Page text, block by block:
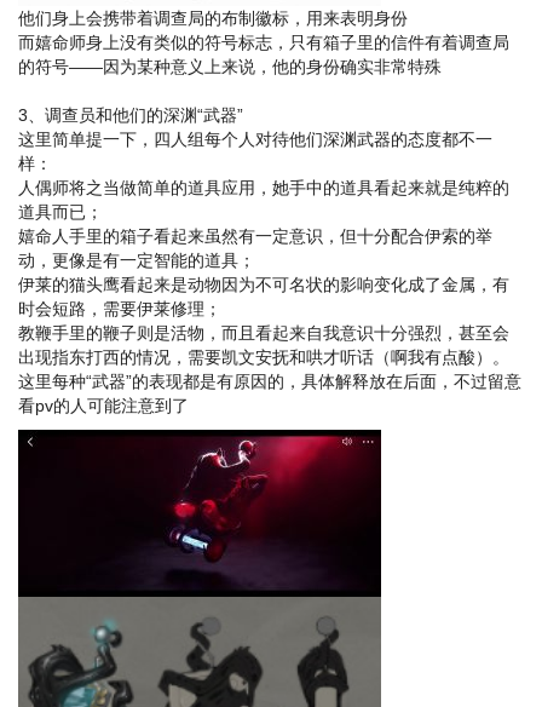
他们身上会携带着调查局的布制徽标，用来表明身份
而嬉命师身上没有类似的符号标志，只有箱子里的信件有着调查局
的符号——因为某种意义上来说，他的身份确实非常特殊
3、调查员和他们的深渊“武器”
这里简单提一下，四人组每个人对待他们深渊武器的态度都不一
样：
人偶师将之当做简单的道具应用，她手中的道具看起来就是纯粹的
道具而已；
嬉命人手里的箱子看起来虽然有一定意识，但十分配合伊索的举
动，更像是有一定智能的道具；
伊莱的猫头鹰看起来是动物因为不可名状的影响变化成了金属，有
时会短路，需要伊莱修理；
教鞭手里的鞭子则是活物，而且看起来自我意识十分强烈，甚至会
出现指东打西的情况，需要凯文安抚和哄才听话（啊我有点酸）。
这里每种“武器”的表现都是有原因的，具体解释放在后面，不过留意
看pv的人可能注意到了